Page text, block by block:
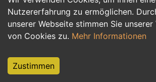
Nutzererfahrung zu ermöglichen.
unserer Webseite stimmen Sie unserer
von Cookies zu. Mehr Informationen
Zustimmen
Personalwesen Assistenz,
Hilfskräfte, Aushilfs- und Nebenjobs
Weiterbildung, Studium, duale